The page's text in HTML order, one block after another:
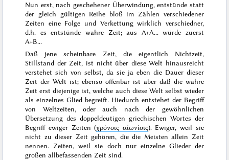
Nun erst, nach geschehener Überwindung, entstünde statt
der gleich gültigen Reihe bloß im Zählen verschiedener
Zeiten eine Folge und Verkettung wirklich verschiedner,
d.h. esentstünde wahre Zeit; aus A+A... würde zuerst
A+B...
Daß jene scheinbare Zeit, die eigentlich Nichtzeit,
Stillstand der Zeit, ist nicht über diese Welt hinausreicht
verstehet sich von selbst, da sie ja eben die Dauer dieser
Zeit der Welt ist; ebenso offenbar ist aber daß die wahre
Zeiterst diejenige ist, welche auch diese Welt selbst wieder
als einzelnes Glied begreift. Hiedurch entstehet der Begriff
von Weltzeiten, oder auch nach der gewöhnlichen
Übersetzung des doppeldeutigen griechischen Wortes der
Begriff ewiger Zeiten (χρόνοις αἰωνίοις). Ewiger, weil sie
nicht zudieser Zeit gehören, die die Meisten allein Zeit
nennen. Zeiten, weil sie doch nur einzelne Glieder der
großen allbefassenden Zeit sind.